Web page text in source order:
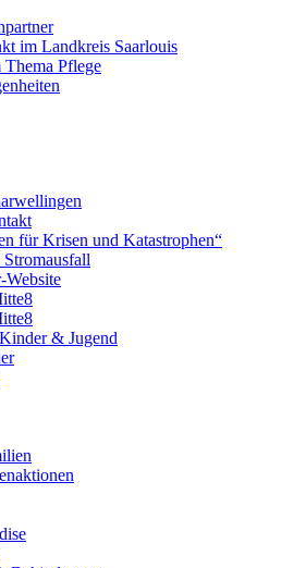
im Landkreis Saarlouis
Pflege
für Krisen und Katastrophen“
& Jugend